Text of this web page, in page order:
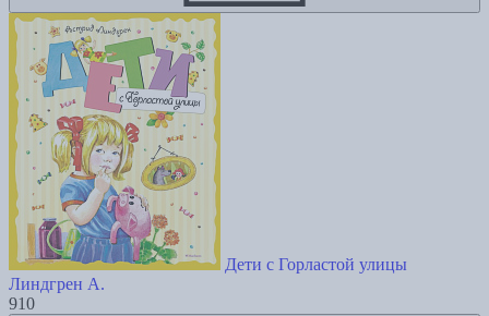
Дети с Горластой улицы
Линдгрен А.
910